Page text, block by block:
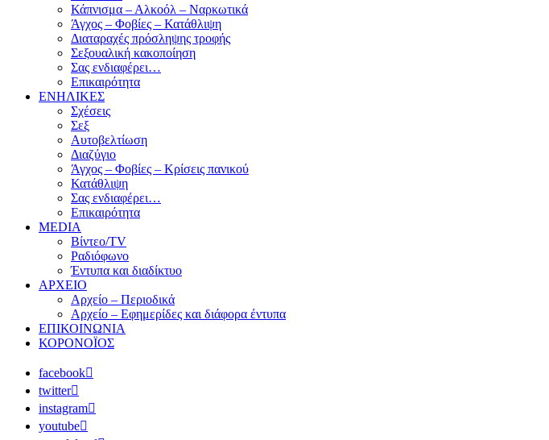
Κάπνισμα – Αλκοόλ – Ναρκωτικά
Άγχος – Φοβίες – Κατάθλιψη
Διαταραχές πρόσληψης τροφής
Σεξουαλική κακοποίηση
Σας ενδιαφέρει…
Επικαιρότητα
ΕΝΗΛΙΚΕΣ
Σχέσεις
Σεξ
Αυτοβελτίωση
Διαζύγιο
Άγχος – Φοβίες – Κρίσεις πανικού
Κατάθλιψη
Σας ενδιαφέρει…
Επικαιρότητα
MEDIA
Βίντεο/TV
Ραδιόφωνο
Έντυπα και διαδίκτυο
ΑΡΧΕΙΟ
Αρχείο – Περιοδικά
Αρχείο – Εφημερίδες και διάφορα έντυπα
ΕΠΙΚΟΙΝΩΝΙΑ
ΚΟΡΟΝΟΪΟΣ
facebook
twitter
instagram
youtube